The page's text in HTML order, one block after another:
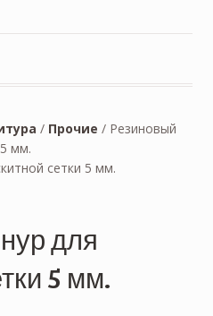
/ Прочие / Резиновый
мм.
для
5 мм.